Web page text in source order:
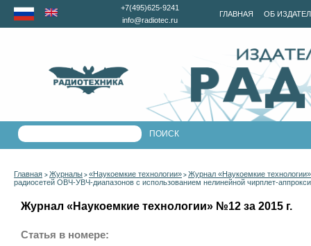
ГЛАВНАЯ ОБ
+7(495)625-9241
info@radiotec.ru
Главная > Журналы > «Наукоемкие технологии» > Журнал «Наукоемкие
радиосетей ОВЧ-УВЧ-диапазонов с использованием нелинейной чирплет-
Журнал «Наукоемкие технологии» №12 за 2015 г.
Статья в номере: